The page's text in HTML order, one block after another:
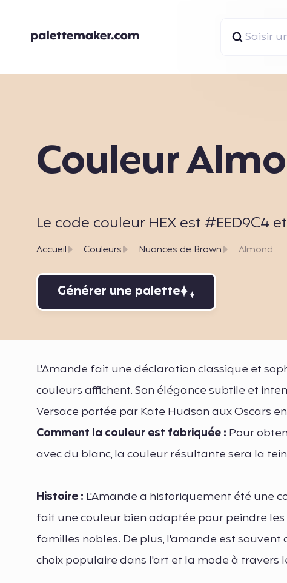
Couleur
Le code couleur HEX est #EED9C4 et
Accueil Couleurs Nuances de Brown Almond
Générer une palette
L'Amande fait une déclaration classique et
couleurs affichent. Son élégance subtile et
Versace portée par Kate Hudson aux Oscars
Comment la couleur est fabriquée : Pour
avec du blanc, la couleur résultante sera la
Histoire : L'Amande a historiquement été une
fait une couleur bien adaptée pour peindre
familles nobles. De plus, l'amande est
choix populaire dans l'art et la mode à travers